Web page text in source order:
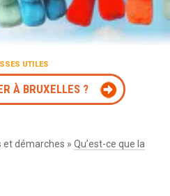
UTILES
À BRUXELLES ?
et démarches »Qu’est-ce que la